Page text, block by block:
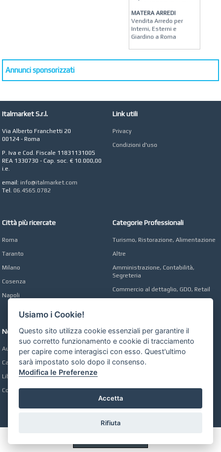
MATERA ARREDI
Vendita Arredo per
Interni, Esterni e
Giardino a Roma
STUDIO MICCI
Antonella Micci,
Roma
Azienda Agricola a
Digital marketing e Web
Annunci sponsorizzati
Italmarket S.r.l.
Via Alberto Franchetti 20
00124 - Roma
P. Iva e Cod. Fiscale 11831131005
REA 1330730 - Cap. soc. € 10.000,00
i.e.
email: info@italmarket.com
Tel. 06.4565.0782
Link utili
Privacy
Condizioni d'uso
Città più ricercate
Roma
Taranto
Milano
Cosenza
Napoli
Categorie Professionali
Turismo, Ristorazione, Alimentazione
Altre
Amministrazione, Contabilità,
Segreteria
Commercio al dettaglio, GDO, Retail
Network
Automobili Online
Case Online
Libri Online
Compravendita
Usiamo i Cookie!
Questo sito utilizza cookie essenziali per garantire il
suo corretto funzionamento e cookie di tracciamento
per capire come interagisci con esso. Quest'ultimo
sarà impostato solo dopo il consenso.
Modifica le Preferenze
Accetta
Rifiuta